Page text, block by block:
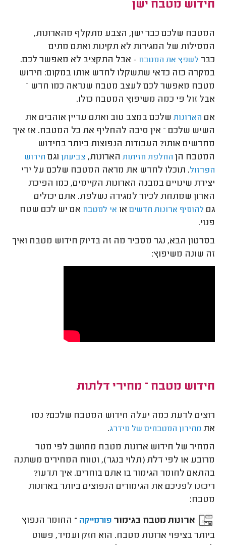
חידוש מטבח ישן
המטבח שלכם כבר ישן, הצבע מתקלף מהארונות,
המסילות של המגירות לא תקינות ואתם מתים
כבר לשפץ את המטבח - אבל התקציב לא מאפשר לכם.
במקרה כזה כדאי שתשקלו לחדש אותו במקום: חידוש
מטבח מאפשר לכם לעצב מטבח שנראה כמו חדש –
אבל זול פי כמה משיפוץ המטבח כולו.
אם הארונות שלכם במצב טוב ואתם עדיין אוהבים את
השיש שלכם – אין סיבה להחליף את כל המטבח. אז איך
מחדשים אותו? העבודות הנפוצות ביותר בחידוש
המטבח הן החלפת חזיתות הארונות, צביעתן וגם חידוש
הפרזול. תוכלו לחדש את מראה המטבח שלכם על ידי
יצירת שינויים במבנה הארונות הקיימים, כמו הפיכת
הארון שמתחת לכיור למגירה נשלפת. אתם יכולים
גם להוסיף ארונות חדשים או אי למטבח אם יש לכם שטח
פנוי.
בסרטון הבא, נגר מסביר מה זה בדיוק חידוש מטבח ואיך
זה שונה משיפוץ:
חידוש מטבח – מחירי דלתות
רוצים לדעת כמה יעלה חידוש המטבח שלכם? נסו
את מחירון המטבחים של מידרג.
המחיר של חידוש ארונות מטבח מחושב לפי מטר
מרובע או לפי דלת (תלוי בנגר), וטווח המחירים משתנה
בהתאם לחומר הגימור בו אתם בוחרים. איך תדעו?
ריכזנו לפניכם את הגימורים הנפוצים ביותר בארונות
מטבח:
ארונות מטבח בגימורפורמייקה – החומר הנפוץ
ביותר בציפוי ארונות מטבח. הוא חזק ועמיד, פשוט